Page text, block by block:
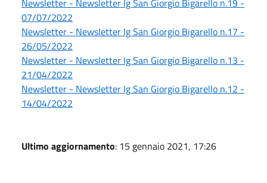
07/07/2022
Newsletter - Newsletter Ig San Giorgio Bigarello n.17 -
26/05/2022
Newsletter - Newsletter Ig San Giorgio Bigarello n.13 -
21/04/2022
Newsletter - Newsletter Ig San Giorgio Bigarello n.12 -
14/04/2022
Ultimo aggiornamento: 15 gennaio 2021, 17:26